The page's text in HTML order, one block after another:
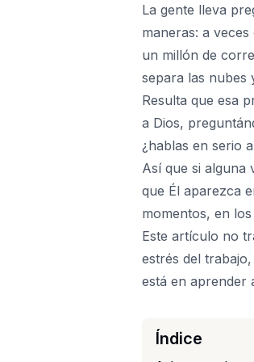
La gente lleva
maneras: a
un millón de
separa las nubes
Resulta que esa
a Dios,
¿hablas en serio
Así que si alguna
que Él aparezca
momentos, en
Este artículo no
estrés del
está en aprender
Índice